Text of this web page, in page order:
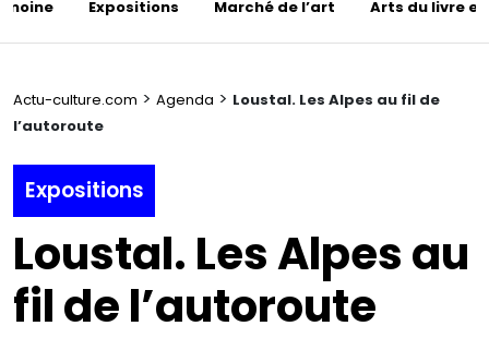
Expositions Marché de l’art Arts du livre
Actu-culture.com > Agenda > Loustal. Les Alpes au fil de
l’autoroute
Expositions
Loustal. Les Alpes au
fil de l’autoroute